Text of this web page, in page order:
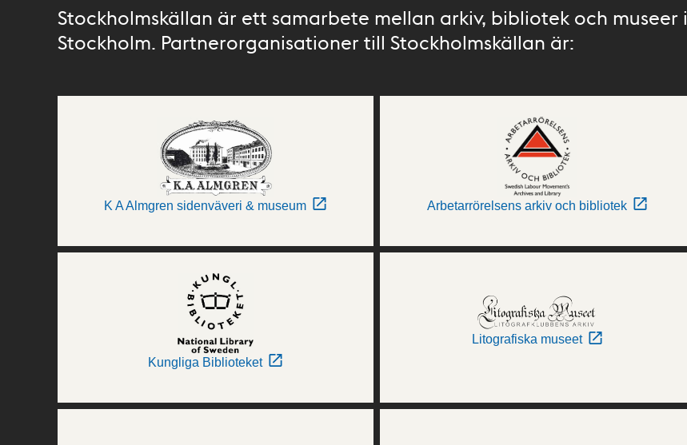
Stockholmskällan är ett samarbete mellan arkiv, bibliotek och museer i
Stockholm. Partnerorganisationer till Stockholmskällan är:
K A Almgren sidenväveri & museum Arbetarrörelsens arkiv och bibliotek
Kungliga Biblioteket
Litografiska museet